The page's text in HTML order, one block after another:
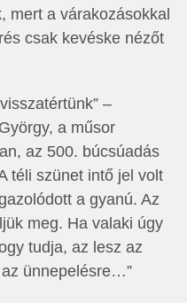
mert a várakozásokkal
csak kevéske nézőt
–
a műsor
az 500. búcsúadás
téli szünet intő jel volt
a gyanú. Az
meg. Ha valaki úgy
tudja, az lesz az
ünnepelésre…”